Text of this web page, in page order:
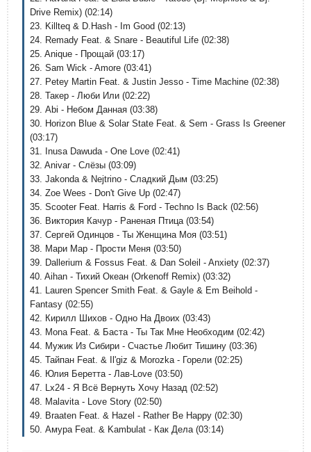
Drive Remix) (02:14)
23. Killteq & D.Hash - Im Good (02:13)
24. Remady Feat. & Snare - Beautiful Life (02:38)
25. Anique - Прощай (03:17)
26. Sam Wick - Amore (03:41)
27. Petey Martin Feat. & Justin Jesso - Time Machine (02:38)
28. Такер - Люби Или (02:22)
29. Abi - Небом Данная (03:38)
30. Horizon Blue & Solar State Feat. & Sem - Grass Is Greener
(03:17)
31. Inusa Dawuda - One Love (02:41)
32. Anivar - Слёзы (03:09)
33. Jakonda & Nejtrino - Сладкий Дым (03:25)
34. Zoe Wees - Don't Give Up (02:47)
35. Scooter Feat. Harris & Ford - Techno Is Back (02:56)
36. Виктория Качур - Раненая Птица (03:54)
37. Сергей Одинцов - Ты Женщина Моя (03:51)
38. Мари Мар - Прости Меня (03:50)
39. Dallerium & Fossus Feat. & Dan Soleil - Anxiety (02:37)
40. Aihan - Тихий Океан (Orkenoff Remix) (03:32)
41. Lauren Spencer Smith Feat. & Gayle & Em Beihold -
Fantasy (02:55)
42. Кирилл Шихов - Одно На Двоих (03:43)
43. Mona Feat. & Баста - Ты Так Мне Необходим (02:42)
44. Мужик Из Сибири - Счастье Любит Тишину (03:36)
45. Тайпан Feat. & Il'giz & Morozka - Горели (02:25)
46. Юлия Беретта - Лав-Love (03:50)
47. Lx24 - Я Всё Вернуть Хочу Назад (02:52)
48. Malavita - Love Story (02:50)
49. Braaten Feat. & Hazel - Rather Be Happy (02:30)
50. Амура Feat. & Kambulat - Как Дела (03:14)